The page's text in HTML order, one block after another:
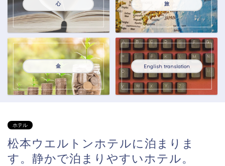
心 旅
金 English translation
ホテル
松本ウエルトンホテルに泊まりま
す。静かで泊まりやすいホテル。